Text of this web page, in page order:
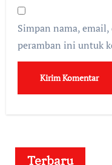
Simpan nama, email,
peramban ini untuk
Terbaru